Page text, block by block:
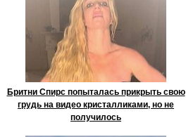
Бритни Спирс попыталась прикрыть свою
грудь на видео кристалликами, но не
получилось